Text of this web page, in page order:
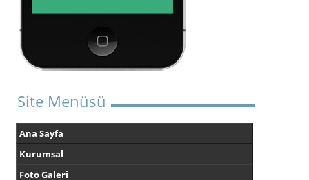
Site Menüsü
Ana Sayfa
Kurumsal
Foto Galeri